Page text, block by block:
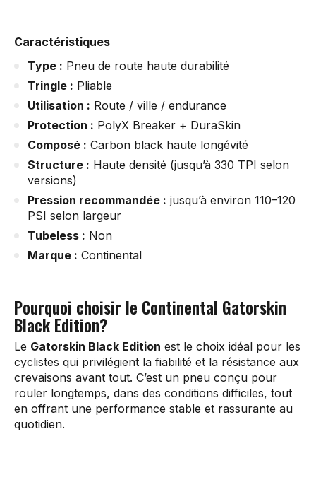
Caractéristiques
Type : Pneu de route haute durabilité
Tringle : Pliable
Utilisation : Route / ville / endurance
Protection : PolyX Breaker + DuraSkin
Composé : Carbon black haute longévité
Structure : Haute densité (jusqu’à 330 TPI selon
versions)
Pression recommandée : jusqu’à environ 110–120
PSI selon largeur
Tubeless : Non
Marque : Continental
Pourquoi choisir le Continental Gatorskin
Black Edition?
Le Gatorskin Black Edition est le choix idéal pour les
cyclistes qui privilégient la fiabilité et la résistance aux
crevaisons avant tout. C’est un pneu conçu pour
rouler longtemps, dans des conditions difficiles, tout
en offrant une performance stable et rassurante au
quotidien.